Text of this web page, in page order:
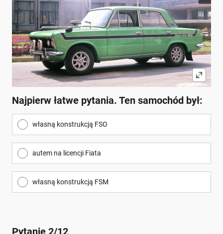
Najpierw łatwe pytania. Ten samochód był:
własną konstrukcją FSO
autem na licencji Fiata
własną konstrukcją FSM
Pytanie 2/12